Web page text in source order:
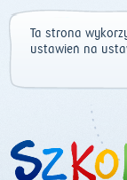
Ta strona
ustawień na